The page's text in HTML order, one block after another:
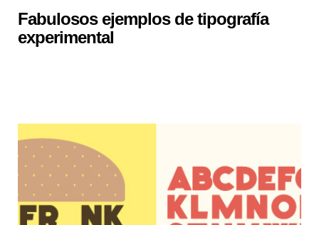
Fabulosos ejemplos de tipografía
experimental